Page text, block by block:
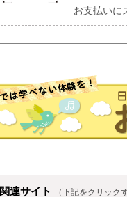
お支払いに
関連サイト （下記をクリック